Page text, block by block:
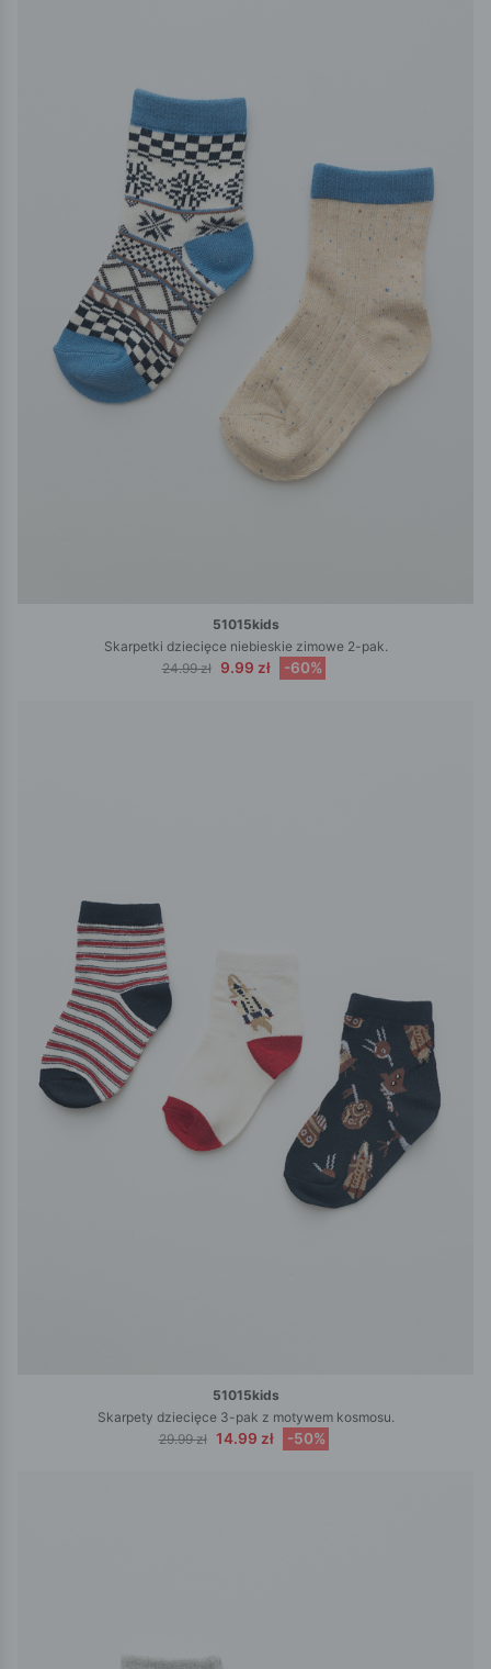
51015kids
Skarpetki dziecięce niebieskie zimowe 2-pak.
24.99 zł 9.99 zł -60%
51015kids
Skarpety dziecięce 3-pak z motywem kosmosu.
29.99 zł 14.99 zł -50%